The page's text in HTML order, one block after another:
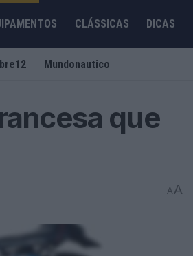
CLÁSSICAS DICAS
Mundonautico
que
AA